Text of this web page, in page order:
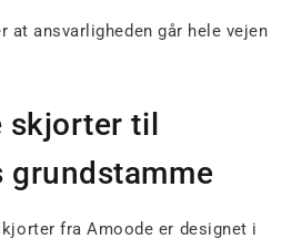
at ansvarligheden går hele vejen
skjorter til
grundstamme
fra Amoode er designet i